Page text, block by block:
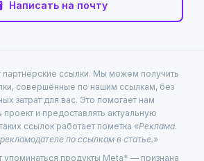
Написать на почту
партнёрские ссылки. Мы можем получить
совершённые по нашим ссылкам, без
затрат для вас. Это помогает нам
и предоставлять актуальную
ссылок работает пометка «Реклама.
по ссылкам в статье.»
упоминаться продукты Meta* — признана